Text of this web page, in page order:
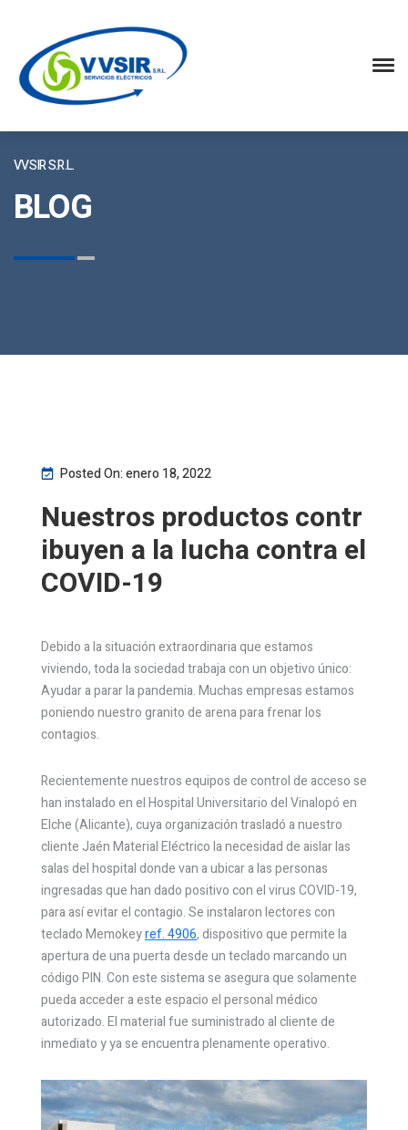
VVSIR S.R.L.
BLOG
Posted On: enero 18, 2022
Nuestros productos contr
ibuyen a la lucha contra el
COVID-19
Debido a la situación extraordinaria que estamos
viviendo, toda la sociedad trabaja con un objetivo único:
Ayudar a parar la pandemia. Muchas empresas estamos
poniendo nuestro granito de arena para frenar los
contagios.
Recientemente nuestros equipos de control de acceso se
han instalado en el Hospital Universitario del Vinalopó en
Elche (Alicante), cuya organización trasladó a nuestro
cliente Jaén Material Eléctrico la necesidad de aislar las
salas del hospital donde van a ubicar a las personas
ingresadas que han dado positivo con el virus COVID-19,
para así evitar el contagio. Se instalaron lectores con
teclado Memokeyref. 4906, dispositivo que permite la
apertura de una puerta desde un teclado marcando un
código PIN. Con este sistema se asegura que solamente
pueda acceder a este espacio el personal médico
autorizado. El material fue suministrado al cliente de
inmediato y ya se encuentra plenamente operativo.